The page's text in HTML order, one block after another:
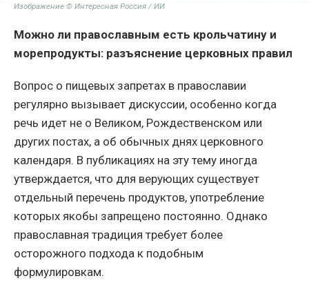
Изображение © Интересная Россия / ИИ
Можно ли православным есть крольчатину и
морепродукты: разъяснение церковных правил
Вопрос о пищевых запретах в православии
регулярно вызывает дискуссии, особенно когда
речь идет не о Великом, Рождественском или
других постах, а об обычных днях церковного
календаря. В публикациях на эту тему иногда
утверждается, что для верующих существует
отдельный перечень продуктов, употребление
которых якобы запрещено постоянно. Однако
православная традиция требует более
осторожного подхода к подобным
формулировкам.